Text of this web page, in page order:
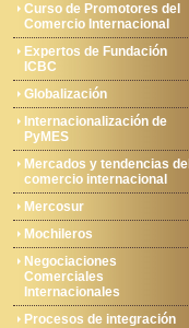
Curso de Promotores del
Comercio Internacional
Expertos de Fundación
ICBC
Globalización
Internacionalización de
PyMES
Mercados y tendencias del
comercio internacional
Mercosur
Mochileros
Negociaciones
Comerciales
Internacionales
Procesos de integración